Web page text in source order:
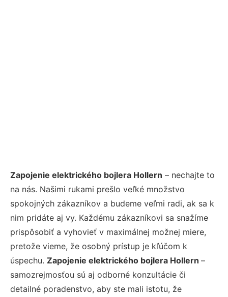
Zapojenie elektrického bojlera Hollern – nechajte to
na nás. Našimi rukami prešlo veľké množstvo
spokojných zákazníkov a budeme veľmi radi, ak sa k
nim pridáte aj vy. Každému zákazníkovi sa snažíme
prispôsobiť a vyhovieť v maximálnej možnej miere,
pretože vieme, že osobný prístup je kľúčom k
úspechu. Zapojenie elektrického bojlera Hollern –
samozrejmosťou sú aj odborné konzultácie či
detailné poradenstvo, aby ste mali istotu, že